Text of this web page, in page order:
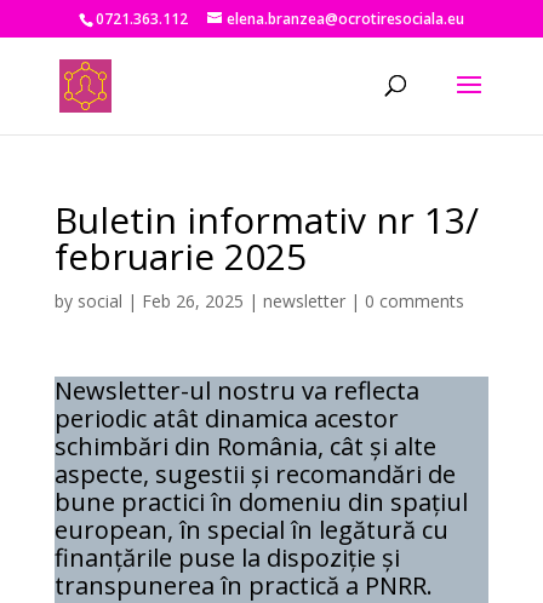
0721.363.112 elena.branzea@ocrotiresociala.eu
Buletin informativ nr 13/
februarie 2025
by social | Feb 26, 2025 | newsletter| 0 comments
Newsletter-ul nostru va reflecta
periodic atât dinamica acestor
schimbări din România, cât și alte
aspecte, sugestii și recomandări de
bune practici în domeniu din spațiul
european, în special în legătură cu
finanțările puse la dispoziție și
transpunerea în practică a PNRR.